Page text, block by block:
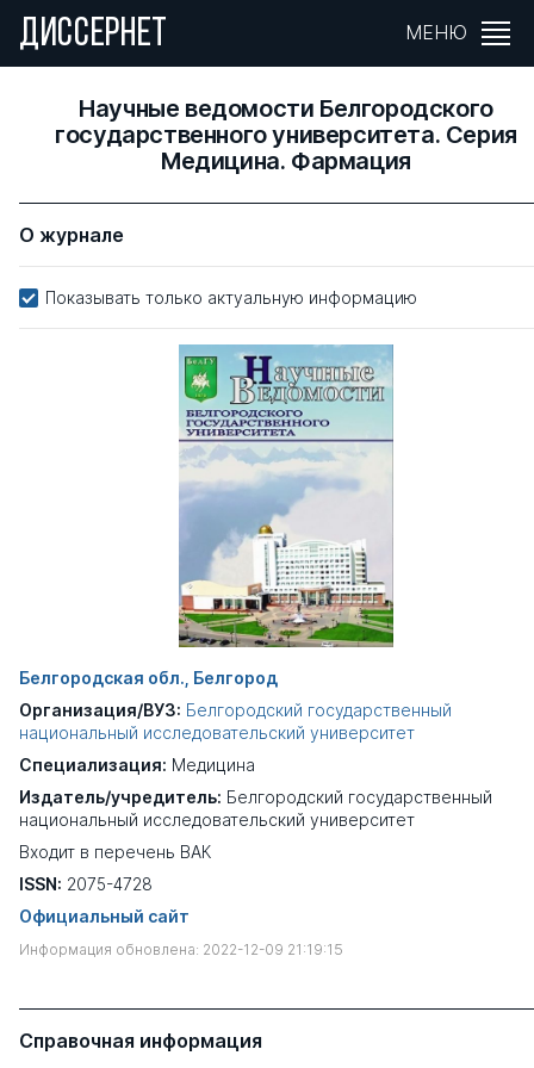
ДИССЕРНЕТ МЕНЮ
Научные ведомости Белгородского
государственного университета. Серия
Медицина. Фармация
О журнале
Показывать только актуальную информацию
Белгородская обл., Белгород
Организация/ВУЗ: Белгородский государственный
национальный исследовательский университет
Специализация: Медицина
Издатель/учредитель: Белгородский государственный
национальный исследовательский университет
Входит в перечень ВАК
ISSN: 2075-4728
Официальный сайт
Информация обновлена: 2022-12-09 21:19:15
Справочная информация